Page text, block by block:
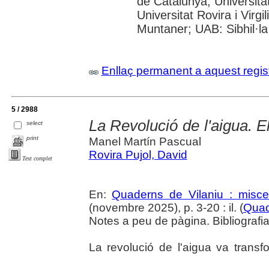
Universitat Rovira i
Muntaner; UAB: Sibhil·la
Enllaç permanent a aquest
5 / 2988
select
print
Text complet
La Revolució de l'aigua.
Manel Martín Pascual
Rovira Pujol, David
En: Quaderns de Vilaniu :
(novembre 2025), p. 3-20 : il. (
Notes a peu de pàgina.
La revolució de l'aigua va